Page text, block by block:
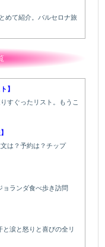
めて紹介。バルセロナ旅
】
すぐったリスト。もうこ
は？予約は？チップ
ョランダ食べ歩き訪問
涙と怒りと喜びの全リ